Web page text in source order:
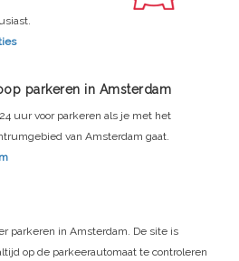
parkeren in Amsterdam
uur voor parkeren als je met het
van Amsterdam gaat.
parkeren in Amsterdam. De site is
op de parkeerautomaat te controleren